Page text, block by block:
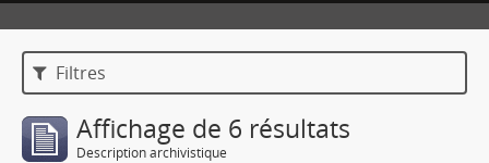
Filtres
Affichage de 6 résultats
Description archivistique